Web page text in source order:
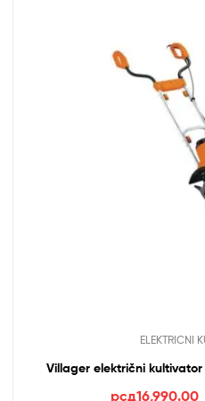
ELEKTRICNI
Villager električni kultivator
рсд16,990.00